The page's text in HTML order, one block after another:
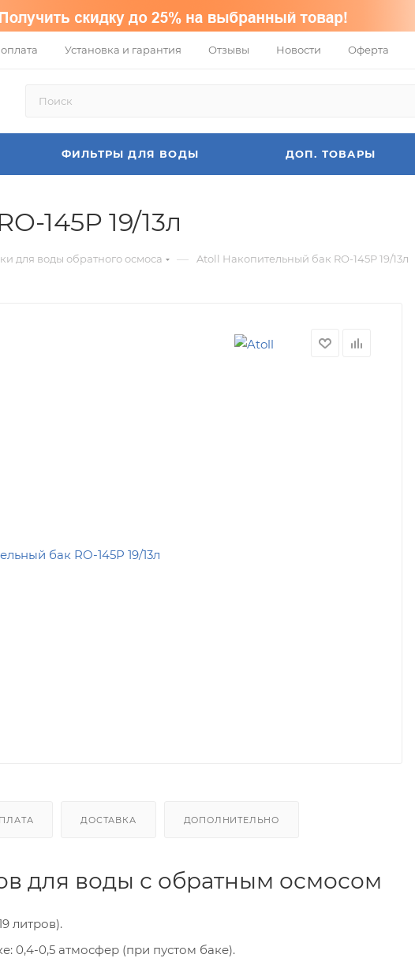
Установка и гарантия Отзывы Новости Оферта
ФИЛЬТРЫ ДЛЯ ВОДЫ ДОП. ТОВАРЫ
145P 19/13л
для воды обратного осмоса — Atoll Накопительный бак RO-145P 19/13л
ДОСТАВКА ДОПОЛНИТЕЛЬНО
для воды с обратным осмосом
литров).
0,4-0,5 атмосфер (при пустом баке).